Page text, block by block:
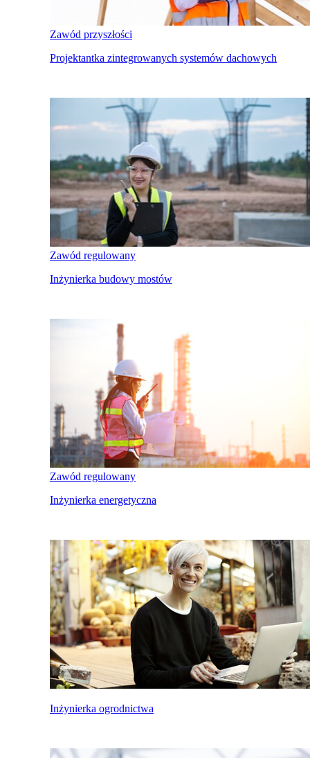
Zawód przyszłości
Projektantka zintegrowanych systemów dachowych
Zawód regulowany
Inżynierka budowy mostów
Zawód regulowany
Inżynierka energetyczna
Inżynierka ogrodnictwa